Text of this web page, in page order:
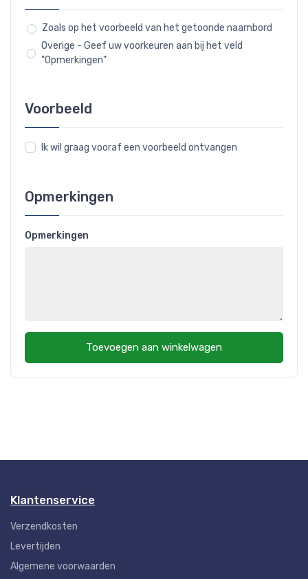
Zoals op het voorbeeld van het getoonde naambord
Overige - Geef uw voorkeuren aan bij het veld
"Opmerkingen"
Voorbeeld
Ik wil graag vooraf een voorbeeld ontvangen
Opmerkingen
Opmerkingen
Toevoegen aan winkelwagen
Klantenservice
Verzendkosten
Levertijden
Algemene voorwaarden